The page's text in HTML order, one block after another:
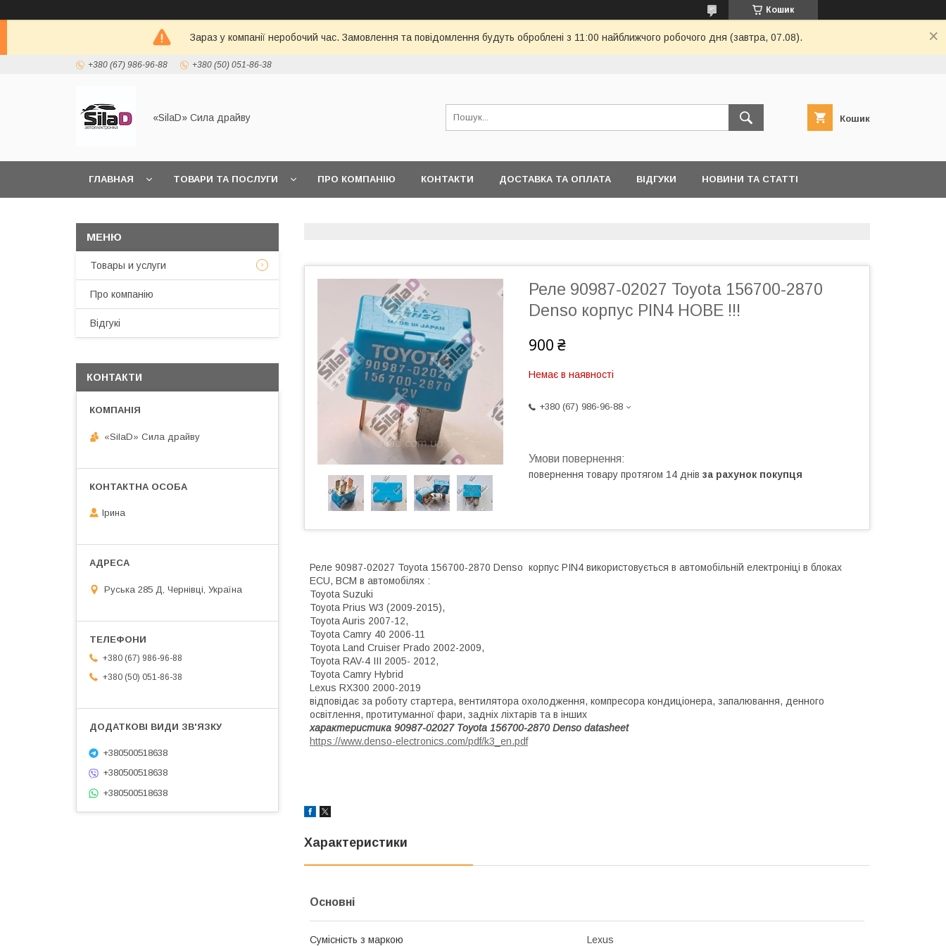
Кошик
Зараз у компанії неробочий час. Замовлення та повідомлення будуть оброблені з 11:00 найближчого робочого дня (завтра, 07.08).
+380 (67) 986-96-88 +380 (50) 051-86-38
«SilaD» Сила драйву Кошик
ГЛАВНАЯ ТОВАРИ ТА ПОСЛУГИ ПРО КОМПАНІЮ КОНТАКТИ ДОСТАВКА ТА ОПЛАТА ВІДГУКИ НОВИНИ ТА СТАТТІ
Реле 90987-02027 Toyota 156700-2870
Denso корпус PIN4 НОВЕ !!!
900 ₴
Немає в наявності
+380 (67) 986-96-88
повернення товару протягом 14 днів за рахунок покупця
Реле 90987-02027 Toyota 156700-2870 Denso корпус PIN4 використовується в автомобільній електроніці в блоках
ECU, BCM в автомобілях :
Toyota Suzuki
Toyota Prius W3 (2009-2015),
Toyota Auris 2007-12,
Toyota Camry 40 2006-11
Toyota Land Cruiser Prado 2002-2009,
Toyota RAV-4 III 2005- 2012,
Toyota Camry Hybrid
Lexus RX300 2000-2019
відповідає за роботу стартера, вентилятора охолодження, компресора кондиціонера, запалювання, денного
освітлення, протитуманної фари, задніх ліхтарів та в інших
характеристика 90987-02027 Toyota 156700-2870 Denso datasheet
https://www.denso-electronics.com/pdf/k3_en.pdf
Характеристики
Основні
Сумісність з маркою Lexus
Товары и услуги
Про компанію
Відгукі
КОНТАКТИ
«SilaD» Сила драйву
Ірина
Руська 285 Д, Чернівці, Україна
+380 (67) 986-96-88
+380 (50) 051-86-38
+380500518638
+380500518638
+380500518638